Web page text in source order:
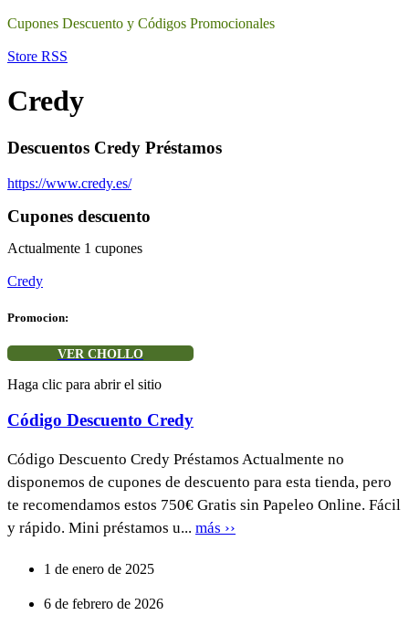
Cupones Descuento y Códigos Promocionales
Store RSS
Credy
Descuentos Credy Préstamos
https://www.credy.es/
Cupones descuento
Actualmente 1 cupones
Credy
Promocion:
VER CHOLLO
Haga clic para abrir el sitio
Código Descuento Credy
Código Descuento Credy Préstamos Actualmente no
disponemos de cupones de descuento para esta tienda, pero
te recomendamos estos 750€ Gratis sin Papeleo Online. Fácil
y rápido. Mini préstamos u... más ››
1 de enero de 2025
6 de febrero de 2026